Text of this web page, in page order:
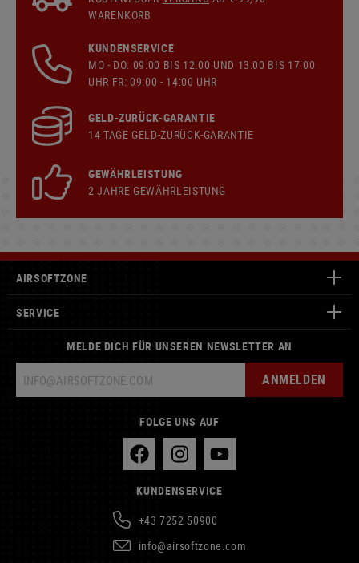
WARENKORB
KUNDENSERVICE
MO - DO: 09:00 BIS 12:00 UND 13:00 BIS 17:00
UHR FR: 09:00 - 14:00 UHR
GELD-ZURÜCK-GARANTIE
14 TAGE GELD-ZURÜCK-GARANTIE
GEWÄHRLEISTUNG
2 JAHRE GEWÄHRLEISTUNG
AIRSOFTZONE
SERVICE
MELDE DICH FÜR UNSEREN NEWSLETTER AN
ANMELDEN
FOLGE UNS AUF
KUNDENSERVICE
+43 7252 50900
info@airsoftzone.com